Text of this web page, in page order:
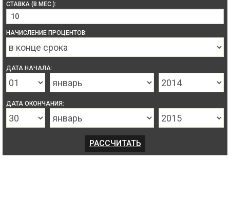
СТАВКА (В МЕС.):
НАЧИСЛЕНИЕ ПРОЦЕНТОВ:
ДАТА НАЧАЛА:
ДАТА ОКОНЧАНИЯ: